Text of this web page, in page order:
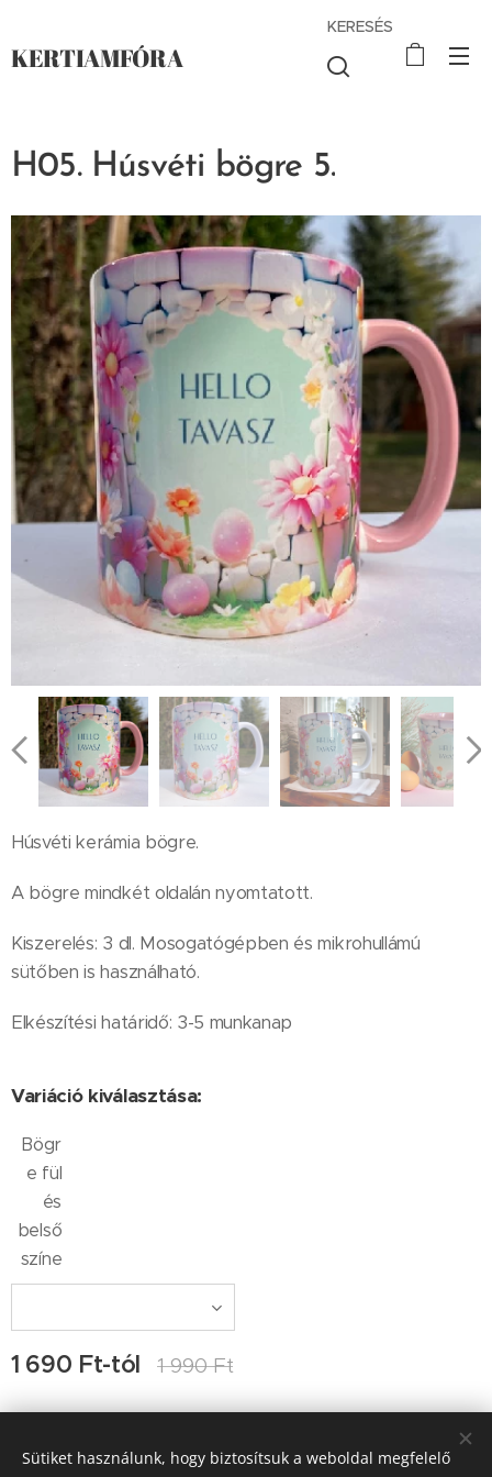
KERTIAMFÓRA
KERESÉS
H05. Húsvéti bögre 5.
Húsvéti kerámia bögre.
A bögre mindkét oldalán nyomtatott.
Kiszerelés: 3 dl. Mosogatógépben és mikrohullámú
sütőben is használható.
Elkészítési határidő: 3-5 munkanap
Variáció kiválasztása:
Bögr
e fül
és
belső
színe
1 690 Ft-tól 1 990Ft
Kapcsolat: Ocskay-Tulkán Ágnes, Ocskay Lehel, e-
Sütiket használunk, hogy biztosítsuk a weboldal megfelelő